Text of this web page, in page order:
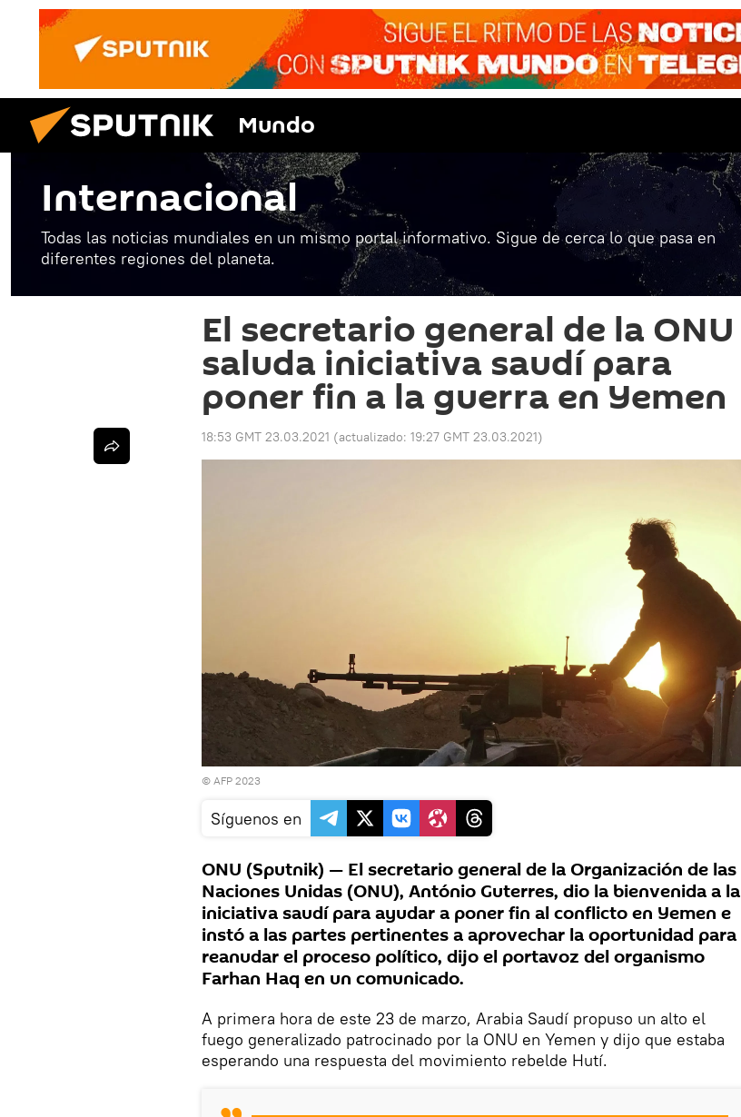
Mundo
Internacional
Todas las noticias mundiales en un mismo portal informativo. Sigue de cerca lo que pasa en
diferentes regiones del planeta.
El secretario general de la ONU
saluda iniciativa saudí para
poner fin a la guerra en Yemen
18:53 GMT 23.03.2021 (actualizado: 19:27 GMT 23.03.2021)
© AFP 2023
Síguenos en
ONU (Sputnik) — El secretario general de la Organización de las
Naciones Unidas (ONU), António Guterres, dio la bienvenida a la
iniciativa saudí para ayudar a poner fin al conflicto en Yemen e
instó a las partes pertinentes a aprovechar la oportunidad para
reanudar el proceso político, dijo el portavoz del organismo
Farhan Haq en un comunicado.
A primera hora de este 23 de marzo, Arabia Saudí propuso un alto el
fuego generalizado patrocinado por la ONU en Yemen y dijo que estaba
esperando una respuesta del movimiento rebelde Hutí.